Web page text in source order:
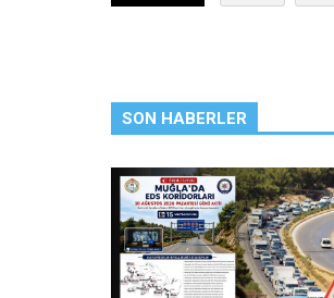
SON HABERLER